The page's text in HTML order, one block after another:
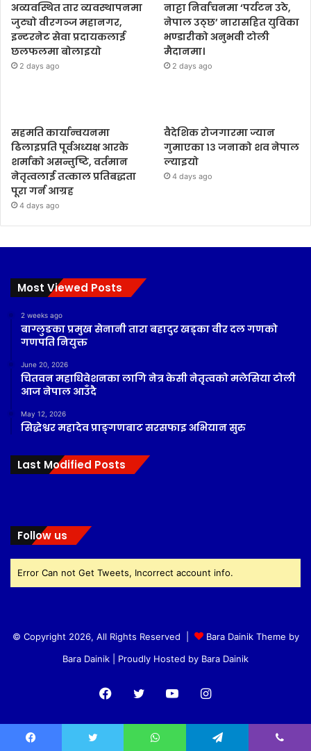
अव्यवस्थित तार व्यवस्थापनमा
जुट्यो वीरगञ्ज महानगर,
इन्टरनेट सेवा प्रदायकलाई
छलफलमा बोलाइयो
2 days ago
नाट्टा निर्वाचनमा ‘पर्यटन उठे,
नेपाल उठ्छ’ नारासहित युविका
भण्डारीको अनुभवी टोली
मैदानमा।
2 days ago
सहमति कार्यान्वयनमा
ढिलाइप्रति पूर्वअध्यक्ष आरके
शर्माको असन्तुष्टि, वर्तमान
नेतृत्वलाई तत्काल प्रतिबद्धता
पूरा गर्न आग्रह
4 days ago
वैदेशिक रोजगारमा ज्यान
गुमाएका १३ जनाको शव नेपाल
ल्याइयो
4 days ago
Most Viewed Posts
2 weeks ago
बाग्लुङका प्रमुख सेनानी तारा बहादुर खड्का वीर दल गणको
गणपति नियुक्त
June 20, 2026
चितवन महाधिवेशनका लागि नेत्र केसी नेतृत्वको मलेसिया टोली
आज नेपाल आउँदै
May 12, 2026
सिद्धेश्वर महादेव प्राङ्गणबाट सरसफाइ अभियान सुरु
Last Modified Posts
Follow us
Error Can not Get Tweets, Incorrect account info.
© Copyright 2026, All Rights Reserved |
Bara Dainik Theme by
Bara Dainik | Proudly Hosted by Bara Dainik
Facebook
Twitter YouTubeInstagram